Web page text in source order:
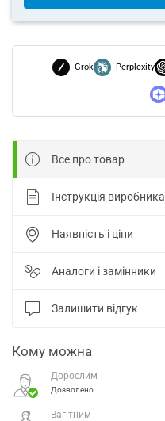
Grok Perplexity
Все про товар
Інструкція виробника
Наявність і ціни
Аналоги і замінники
Залишити відгук
Кому можна
Дорослим
Дозволено
Вагітним